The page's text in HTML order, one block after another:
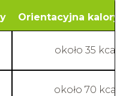
Orientacyjna
około 35 kcal
około 70 kcal